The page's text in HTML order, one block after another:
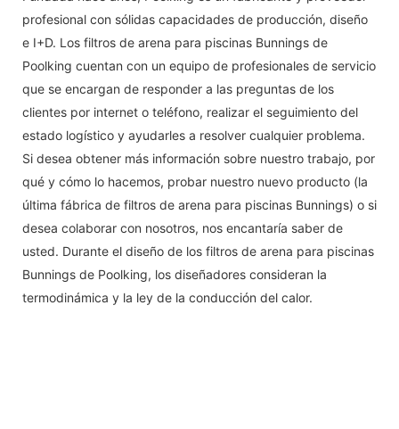
profesional con sólidas capacidades de producción, diseño
e I+D. Los filtros de arena para piscinas Bunnings de
Poolking cuentan con un equipo de profesionales de servicio
que se encargan de responder a las preguntas de los
clientes por internet o teléfono, realizar el seguimiento del
estado logístico y ayudarles a resolver cualquier problema.
Si desea obtener más información sobre nuestro trabajo, por
qué y cómo lo hacemos, probar nuestro nuevo producto (la
última fábrica de filtros de arena para piscinas Bunnings) o si
desea colaborar con nosotros, nos encantaría saber de
usted. Durante el diseño de los filtros de arena para piscinas
Bunnings de Poolking, los diseñadores consideran la
termodinámica y la ley de la conducción del calor.